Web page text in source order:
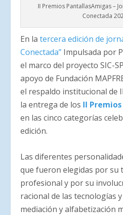
II Premios PantallasAmigas –
Conectada
En latercera edición de
Conectada” Impulsada por
el marco del proyecto SIC-
apoyo de Fundación
el respaldo institucional de
la entrega de los II
en las cinco categorías
edición.
Las diferentes
que fueron elegidas por su
profesional y por su
racional de las tecnologías
mediación y alfabetización